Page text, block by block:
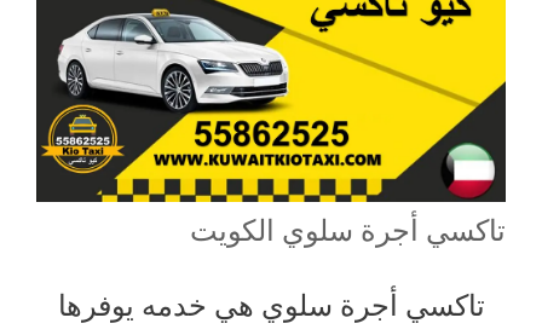
تاكسي أجرة سلوي الكويت
تاكسي أجرة سلوي هي خدمه يوفرها